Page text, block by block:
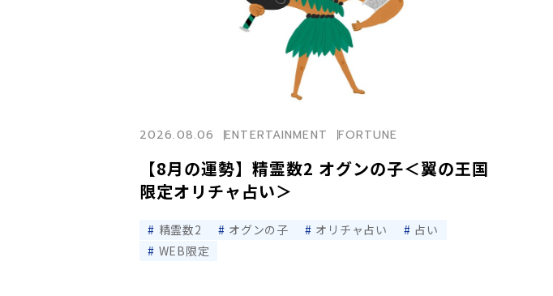
【8月の運勢】精霊数2 オグンの子＜翼の王国
限定オリチャ占い＞
2026.08.06 ENTERTAINMENT FORTUNE
精霊数2 オグンの子 オリチャ占い
占い
WEB限定